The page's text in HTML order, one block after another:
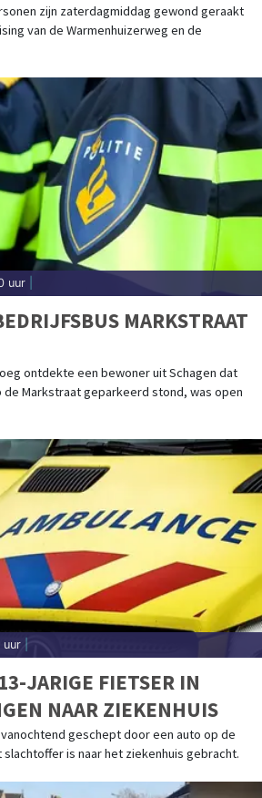
zijn zaterdagmiddag gewond geraakt
van de Warmenhuizerweg en de
uur
MARKSTRAAT
ontdekte een bewoner uit Schagen dat
Markstraat geparkeerd stond, was open
uur
JARIGE FIETSER IN
NAAR ZIEKENHUIS
vanochtend geschept door een auto op de
slachtoffer is naar het ziekenhuis gebracht.